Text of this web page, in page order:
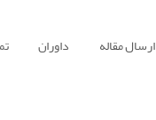
ارسال مقاله داوران